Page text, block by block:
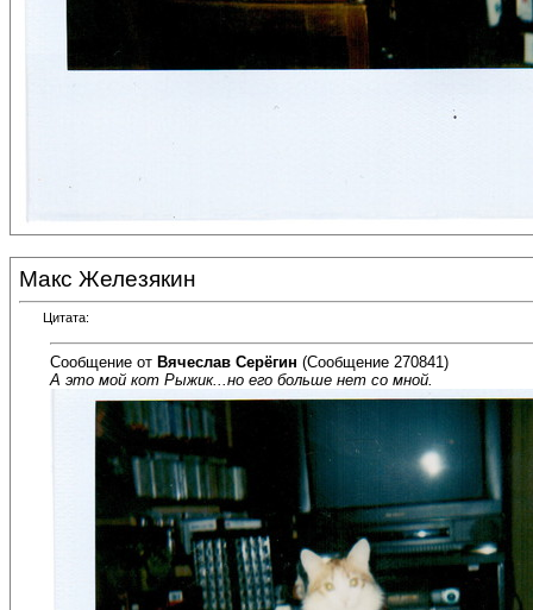
Макс Железякин
Цитата:
Сообщение от Вячеслав Серёгин (Сообщение 270841)
А это мой кот Рыжик...но его больше нет со мной.